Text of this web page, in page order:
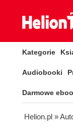
Kategorie
Audiobooki
Darmowe
Helion.pl »